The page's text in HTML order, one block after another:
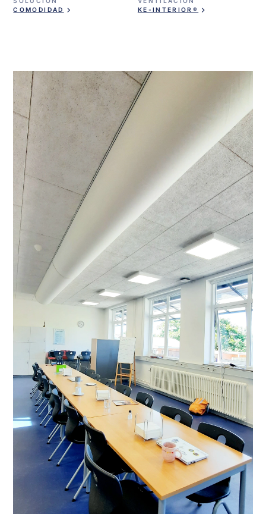
COMODIDAD
KE-INTERIOR®